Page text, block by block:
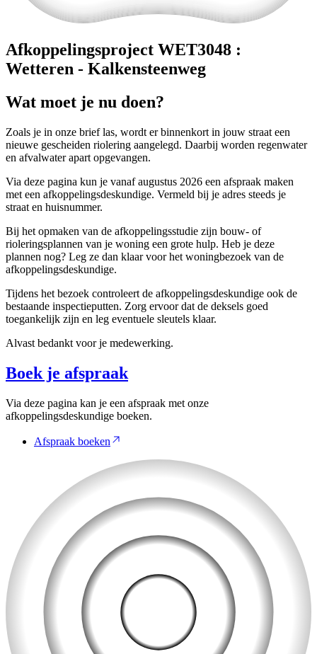
Afkoppelingsproject WET3048 :
Wetteren - Kalkensteenweg
Wat moet je nu doen?
Zoals je in onze brief las, wordt er binnenkort in jouw straat een
nieuwe gescheiden riolering aangelegd. Daarbij worden regenwater
en afvalwater apart opgevangen.
Via deze pagina kun je vanaf augustus 2026 een afspraak maken
met een afkoppelingsdeskundige. Vermeld bij je adres steeds je
straat en huisnummer.
Bij het opmaken van de afkoppelingsstudie zijn bouw- of
rioleringsplannen van je woning een grote hulp. Heb je deze
plannen nog? Leg ze dan klaar voor het woningbezoek van de
afkoppelingsdeskundige.
Tijdens het bezoek controleert de afkoppelingsdeskundige ook de
bestaande inspectieputten. Zorg ervoor dat de deksels goed
toegankelijk zijn en leg eventuele sleutels klaar.
Alvast bedankt voor je medewerking.
Boek je afspraak
Via deze pagina kan je een afspraak met onze
afkoppelingsdeskundige boeken.
Afspraak boeken